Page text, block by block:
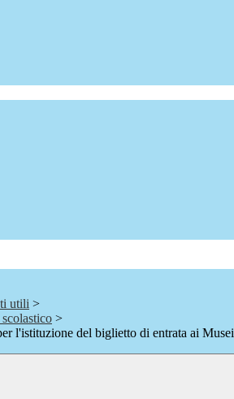
utili >
>
l'istituzione del biglietto di entrata ai Musei